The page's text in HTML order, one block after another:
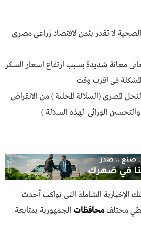
لا تقدر بثمن لاقتصاد زراعي مصرى
معانة شديدة بسبب ارتفاع اسعار السكر
فى اقرب وقت
المصرى (السلالة المحلية ) من الانقراض
الوراثى لهذه السلالة )
الإخبارية الشاملة التي تواكب أحدث
مختلفمحافظات الجمهورية بمتابعة